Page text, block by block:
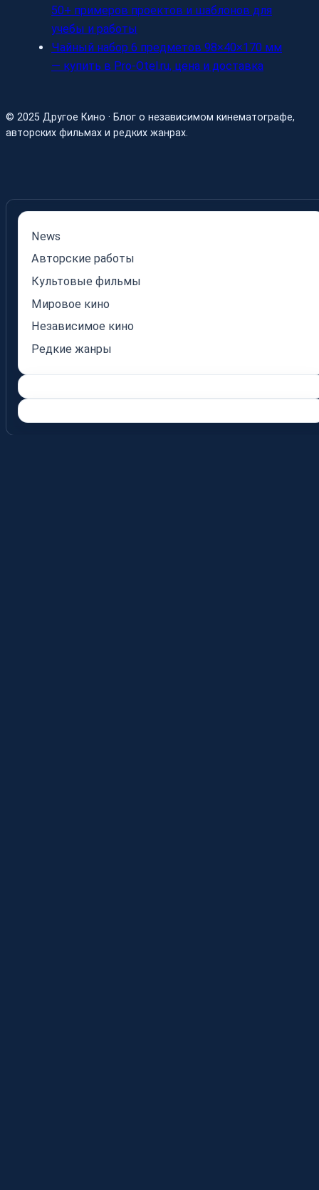
50+ примеров проектов и шаблонов для
учебы и работы
Чайный набор 6 предметов 98×40×170 мм
— купить в Pro-Otel.ru, цена и доставка
© 2025 Другое Кино · Блог о независимом кинематографе,
авторских фильмах и редких жанрах.
News
Авторские работы
Культовые фильмы
Мировое кино
Независимое кино
Редкие жанры